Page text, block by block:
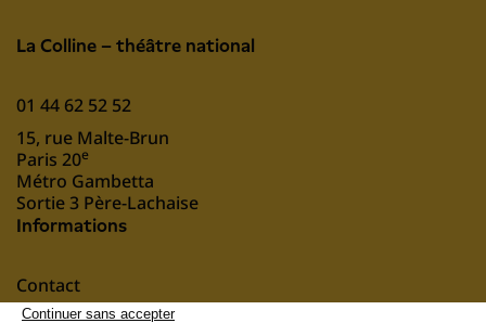
La Colline – théâtre national
01 44 62 52 52
15, rue Malte-Brun
Paris 20e
Métro Gambetta
Sortie 3 Père-Lachaise
Informations
Contact